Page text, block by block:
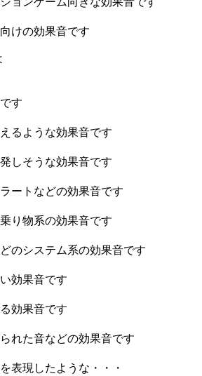
けの効果音です
す
るような効果音です
しそうな効果音です
ートなどの効果音です
り物系の効果音です
のシステム系の効果音です
効果音です
効果音です
れた音などの効果音です
表現したような・・・